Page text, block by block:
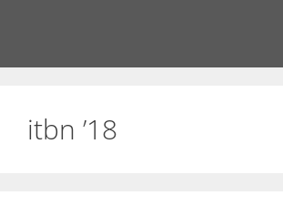
itbn ’18